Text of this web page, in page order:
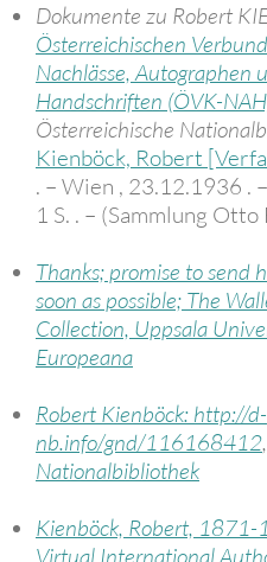
Dokumente zu Robert
Österreichischen
Nachlässe, Autographen
Handschriften (ÖVK-
Österreichische
Kienböck, Robert
. – Wien , 23.12.1936 .
1 S. . – (Sammlung
Thanks; promise to send
soon as possible; The
Collection, Uppsala
Europeana
Robert Kienböck: http://d-
nb.info/gnd/116168412
Nationalbibliothek
Kienböck, Robert,